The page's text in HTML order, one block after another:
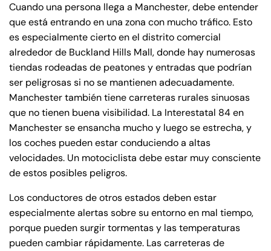
Cuando una persona llega a Manchester, debe entender
que está entrando en una zona con mucho tráfico. Esto
es especialmente cierto en el distrito comercial
alrededor de Buckland Hills Mall, donde hay numerosas
tiendas rodeadas de peatones y entradas que podrían
ser peligrosas si no se mantienen adecuadamente.
Manchester también tiene carreteras rurales sinuosas
que no tienen buena visibilidad. La Interestatal 84 en
Manchester se ensancha mucho y luego se estrecha, y
los coches pueden estar conduciendo a altas
velocidades. Un motociclista debe estar muy consciente
de estos posibles peligros.
Los conductores de otros estados deben estar
especialmente alertas sobre su entorno en mal tiempo,
porque pueden surgir tormentas y las temperaturas
pueden cambiar rápidamente. Las carreteras de